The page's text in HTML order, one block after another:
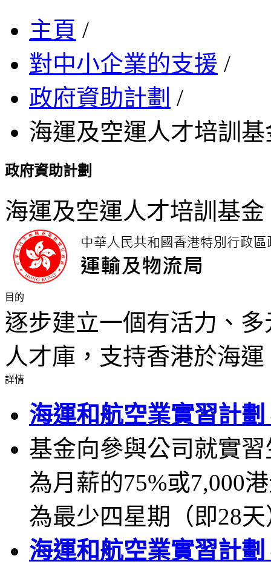
主頁 /
對中小企業的支援 /
政府資助計劃 /
海運及空運人才培訓基
政府資助計劃
海運及空運人才培訓基金
目的
逐步建立一個有活力、
人才庫，支持香港於海
詳情
海運和航空業實習計劃
基金向參與公司就實
為月薪的75%或7,000
為最少四星期（即28
海運和航空業實習計劃